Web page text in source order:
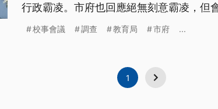
行政霸凌。市府也回應絕無刻意霸凌，但
校事會議 調查 教育局 市府 ...
1